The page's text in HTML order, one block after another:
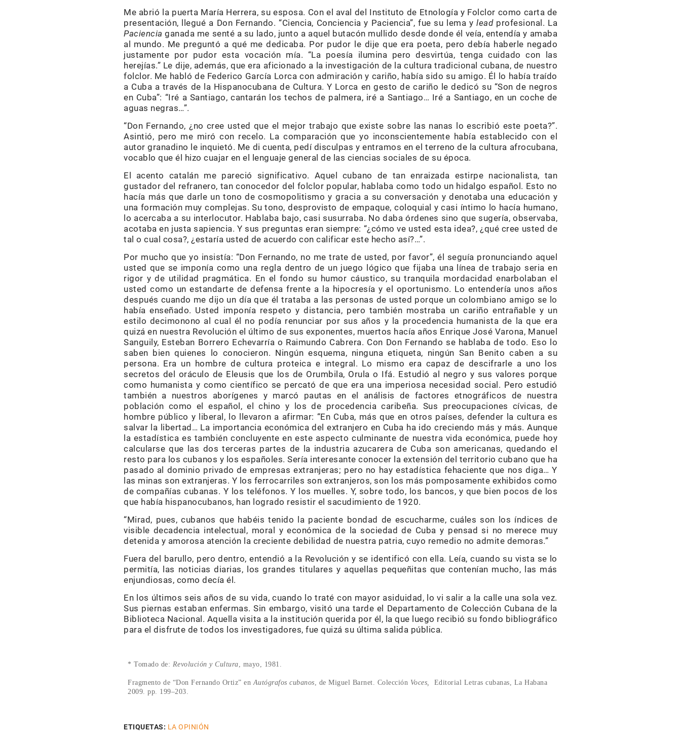
Me abrió la puerta María Herrera, su esposa. Con el aval del Instituto de Etnología y Folclor como carta de
presentación, llegué a Don Fernando. “Ciencia, Conciencia y Paciencia”, fue su lema ylead profesional. La
Pacienciaganada me senté a su lado, junto a aquel butacón mullido desde donde él veía, entendía y amaba
al mundo. Me preguntó a qué me dedicaba. Por pudor le dije que era poeta, pero debía haberle negado
justamente por pudor esta vocación mía. “La poesía ilumina pero desvirtúa, tenga cuidado con las
herejías.” Le dije, además, que era aficionado a la investigación de la cultura tradicional cubana, de nuestro
folclor. Me habló de Federico García Lorca con admiración y cariño, había sido su amigo. Él lo había traído
a Cuba a través de la Hispanocubana de Cultura. Y Lorca en gesto de cariño le dedicó su “Son de negros
en Cuba”: “Iré a Santiago, cantarán los techos de palmera, iré a Santiago… Iré a Santiago, en un coche de
aguas negras…”.
“Don Fernando, ¿no cree usted que el mejor trabajo que existe sobre las nanas lo escribió este poeta?”.
Asintió, pero me miró con recelo. La comparación que yo inconscientemente había establecido con el
autor granadino le inquietó. Me di cuenta, pedí disculpas y entramos en el terreno de la cultura afrocubana,
vocablo que él hizo cuajar en el lenguaje general de las ciencias sociales de su época.
El acento catalán me pareció significativo. Aquel cubano de tan enraizada estirpe nacionalista, tan
gustador del refranero, tan conocedor del folclor popular, hablaba como todo un hidalgo español. Esto no
hacía más que darle un tono de cosmopolitismo y gracia a su conversación y denotaba una educación y
una formación muy complejas. Su tono, desprovisto de empaque, coloquial y casi íntimo lo hacía humano,
lo acercaba a su interlocutor. Hablaba bajo, casi susurraba. No daba órdenes sino que sugería, observaba,
acotaba en justa sapiencia. Y sus preguntas eran siempre: “¿cómo ve usted esta idea?, ¿qué cree usted de
tal o cual cosa?, ¿estaría usted de acuerdo con calificar este hecho así?…”.
Por mucho que yo insistía: “Don Fernando, no me trate de usted, por favor”, él seguía pronunciando aquel
usted que se imponía como una regla dentro de un juego lógico que fijaba una línea de trabajo seria en
rigor y de utilidad pragmática. En el fondo su humor cáustico, su tranquila mordacidad enarbolaban el
usted como un estandarte de defensa frente a la hipocresía y el oportunismo. Lo entendería unos años
después cuando me dijo un día que él trataba a las personas de usted porque un colombiano amigo se lo
había enseñado. Usted imponía respeto y distancia, pero también mostraba un cariño entrañable y un
estilo decimonono al cual él no podía renunciar por sus años y la procedencia humanista de la que era
quizá en nuestra Revolución el último de sus exponentes, muertos hacía años Enrique José Varona, Manuel
Sanguily, Esteban Borrero Echevarría o Raimundo Cabrera. Con Don Fernando se hablaba de todo. Eso lo
saben bien quienes lo conocieron. Ningún esquema, ninguna etiqueta, ningún San Benito caben a su
persona. Era un hombre de cultura proteica e integral. Lo mismo era capaz de descifrarle a uno los
secretos del oráculo de Eleusis que los de Orumbila, Orula o Ifá. Estudió al negro y sus valores porque
como humanista y como científico se percató de que era una imperiosa necesidad social. Pero estudió
también a nuestros aborígenes y marcó pautas en el análisis de factores etnográficos de nuestra
población como el español, el chino y los de procedencia caribeña. Sus preocupaciones cívicas, de
hombre público y liberal, lo llevaron a afirmar: “En Cuba, más que en otros países, defender la cultura es
salvar la libertad… La importancia económica del extranjero en Cuba ha ido creciendo más y más. Aunque
la estadística es también concluyente en este aspecto culmi­nante de nuestra vida económica, puede hoy
calcularse que las dos terceras partes de la industria azucarera de Cuba son americanas, quedando el
resto para los cubanos y los españoles. Sería interesante conocer la extensión del territorio cubano que ha
pasado al dominio privado de empresas extranjeras; pero no hay estadística fehaciente que nos diga… Y
las minas son extranjeras. Y los ferrocarriles son extranjeros, son los más pomposamente exhibidos como
de compañías cubanas. Y los teléfonos. Y los muelles. Y, sobre todo, los bancos, y que bien pocos de los
que había hispanocubanos, han logrado resistir el sacudimiento de 1920.
“Mirad, pues, cubanos que habéis tenido la paciente bondad de escucharme, cuáles son los índices de
visible decadencia intelectual, moral y económica de la sociedad de Cuba y pensad si no merece muy
detenida y amorosa atención la creciente debilidad de nuestra patria, cuyo remedio no admite demoras.”
Fuera del barullo, pero dentro, entendió a la Revolución y se identificó con ella. Leía, cuando su vista se lo
permitía, las noticias diarias, los grandes titulares y aquellas pequeñitas que contenían mucho, las más
enjundiosas, como decía él.
En los últimos seis años de su vida, cuando lo traté con mayor asiduidad, lo vi salir a la calle una sola vez.
Sus piernas estaban enfermas. Sin embargo, visitó una tarde el Departamento de Colección Cubana de la
Biblioteca Nacional. Aquella visita a la institución querida por él, la que luego recibió su fondo bibliográfico
para el disfrute de todos los investigadores, fue quizá su última salida pública.
* Tomado de: Revolución y Cultura, mayo, 1981.
Fragmento de “Don Fernando Ortiz” enAutógrafos cubanos, de Miguel Barnet. Colección Voces, Editorial Letras cubanas, La Habana
2009. pp. 199–203.
ETIQUETAS: LA OPINIÓN